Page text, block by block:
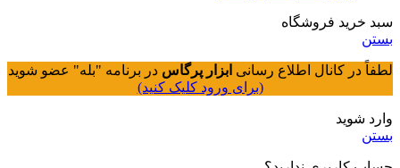
سبد خرید فروشگاه
بستن
لطفاً در کانال اطلاع رسانی ابزار پرگاس در برنامه "بله" عضو شوید
(برای ورود کلیک کنید)
وارد شوید
بستن